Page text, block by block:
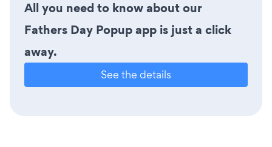
All you need to know about our
Fathers Day Popup app is just a click
away.
See the details